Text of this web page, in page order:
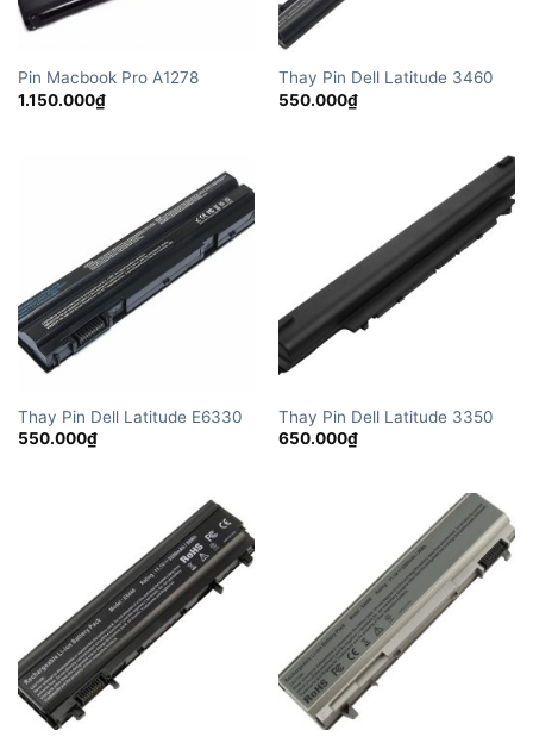
Pin Macbook Pro A1278
1.150.000₫
Thay Pin Dell Latitude 3460
550.000₫
Thay Pin Dell Latitude E6330
550.000₫
Thay Pin Dell Latitude 3350
650.000₫